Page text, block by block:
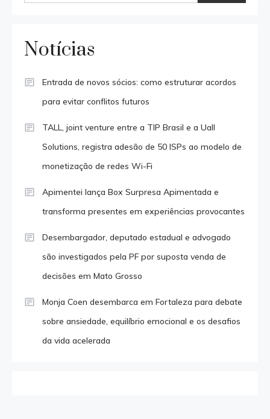
Notícias
Entrada de novos sócios: como estruturar acordos
para evitar conflitos futuros
TALL, joint venture entre a TIP Brasil e a Uall
Solutions, registra adesão de 50 ISPs ao modelo de
monetização de redes Wi-Fi
Apimentei lança Box Surpresa Apimentada e
transforma presentes em experiências provocantes
Desembargador, deputado estadual e advogado
são investigados pela PF por suposta venda de
decisões em Mato Grosso
Monja Coen desembarca em Fortaleza para debate
sobre ansiedade, equilíbrio emocional e os desafios
da vida acelerada